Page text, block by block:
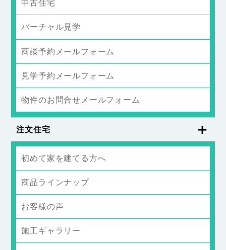
中古住宅
バーチャル見学
商談予約メールフォーム
見学予約メールフォーム
物件のお問合せメールフォーム
注文住宅
初めて家を建てる方へ
商品ラインナップ
お客様の声
施工ギャラリー